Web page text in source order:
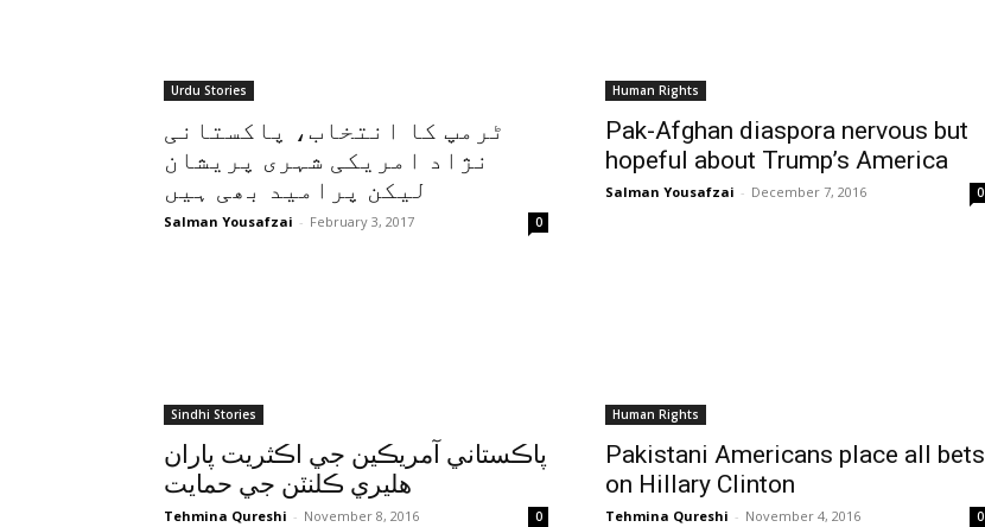
Urdu Stories
ٹرمپ کا انتخاب، پاکستانی
نژاد امریکی شہری پریشان
لیکن پرامید بھی ہیں
Salman Yousafzai - February 3, 2017 0
Human Rights
Pak-Afghan diaspora nervous but
hopeful about Trump’s America
Salman Yousafzai - December 7, 2016 0
Sindhi Stories
پاڪستاني آمريڪين جي اڪثريت پاران
هليري ڪلنٽن جي حمايت
Tehmina Qureshi - November 8, 2016 0
Human Rights
Pakistani Americans place all bets
on Hillary Clinton
Tehmina Qureshi - November 4, 2016 0